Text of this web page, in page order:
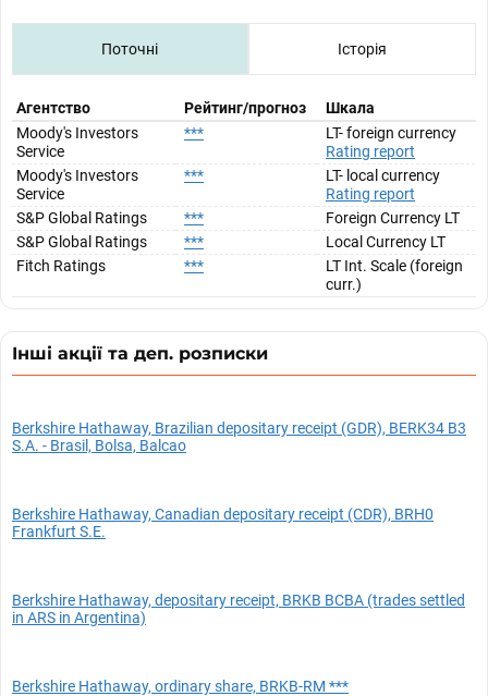
Поточні Історія
Агентство Рейтинг/прогноз
Шкала
Moody's Investors
Service
***
LT- foreign currency
Rating report
Moody's Investors
Service
***
LT- local currency
Rating report
S&P Global Ratings
***
Foreign Currency LT
S&P Global Ratings
***
Local Currency LT
Fitch Ratings
***
LT Int. Scale (foreign
curr.)
Інші акції та деп. розписки
Berkshire Hathaway, Brazilian depositary receipt (GDR), BERK34 B3
S.A. - Brasil, Bolsa, Balcao
Berkshire Hathaway, Canadian depositary receipt (CDR), BRH0
Frankfurt S.E.
Berkshire Hathaway, depositary receipt, BRKB BCBA (trades settled
in ARS in Argentina)
Berkshire Hathaway, ordinary share, BRKB-RM ***